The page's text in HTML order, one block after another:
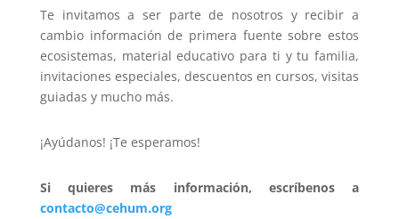
Te invitamos a ser parte de nosotros y recibir a
cambio información de primera fuente sobre estos
ecosistemas, material educativo para ti y tu familia,
invitaciones especiales, descuentos en cursos, visitas
guiadas y mucho más.
¡Ayúdanos! ¡Te esperamos!
Si quieres más información, escríbenos a
contacto@cehum.org